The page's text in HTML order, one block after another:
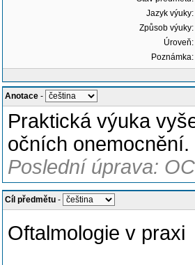
Jazyk výuky:
Způsob výuky:
Úroveň:
Poznámka:
Anotace -
Praktická výuka
očních onemocnění.
Poslední úprava:
Cíl předmětu -
Oftalmologie v praxi